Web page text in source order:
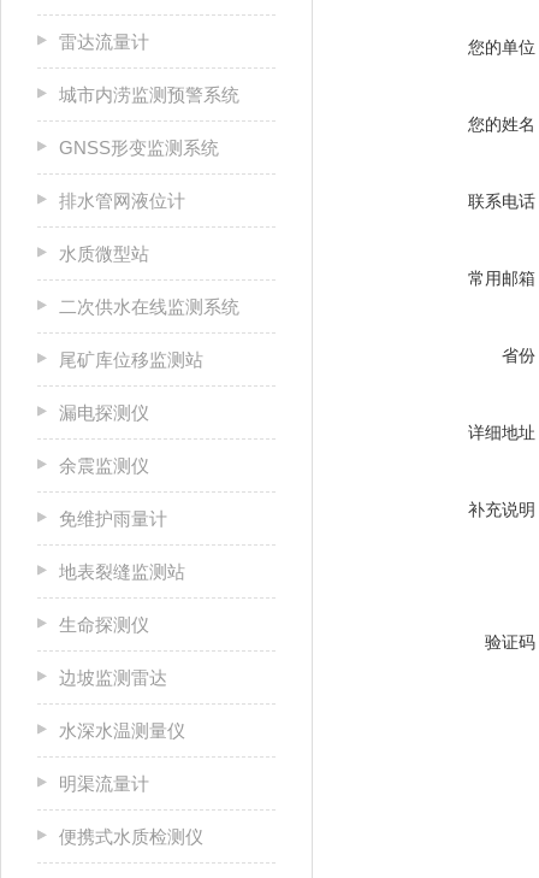
雷达流量计
城市内涝监测预警系统
GNSS形变监测系统
排水管网液位计
水质微型站
二次供水在线监测系统
尾矿库位移监测站
漏电探测仪
余震监测仪
免维护雨量计
地表裂缝监测站
生命探测仪
边坡监测雷达
水深水温测量仪
明渠流量计
便携式水质检测仪
您的单位
您的姓名
联系电话
常用邮箱
省份
详细地址
补充说明
验证码